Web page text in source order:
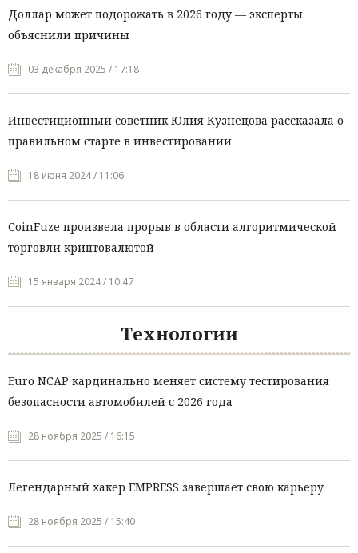
Доллар может подорожать в 2026 году — эксперты
объяснили причины
03 декабря 2025 / 17:18
Инвестиционный советник Юлия Кузнецова рассказала о
правильном старте в инвестировании
18 июня 2024 / 11:06
CoinFuze произвела прорыв в области алгоритмической
торговли криптовалютой
15 января 2024 / 10:47
Технологии
Euro NCAP кардинально меняет систему тестирования
безопасности автомобилей с 2026 года
28 ноября 2025 / 16:15
Легендарный хакер EMPRESS завершает свою карьеру
28 ноября 2025 / 15:40